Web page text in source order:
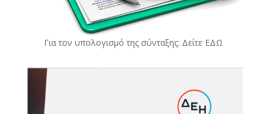
Για τον υπολογισμό της σύνταξης: Δείτε ΕΔΩ